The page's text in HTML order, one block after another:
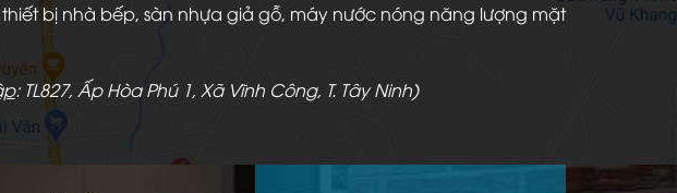
bị nhà bếp, sàn nhựa giả gỗ, máy nước nóng năng lượng mặt
: TL827, Ấp Hòa Phú 1, Xã Vĩnh Công, T. Tây Ninh)